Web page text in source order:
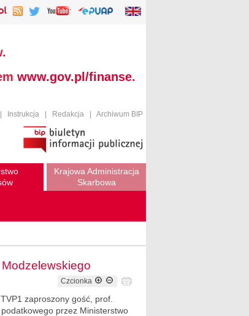
www.gov.pl/finanse.
Instrukcja Redakcja Archiwum BIP
Krajowa Administracja
Skarbowa
Czcionka
zaproszony gość, prof.
przez Ministerstwo